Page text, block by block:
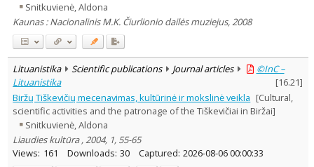
Snitkuvienė, Aldona
Kaunas : Nacionalinis M.K. Čiurlionio dailės muziejus, 2008
Lituanistika Scientific publications Journal articles
©InC –
Lituanistika
[16.21]
Biržų Tiškevičių mecenavimas, kultūrinė ir mokslinė veikla [Cultural,
scientific activities and the patronage of the Tiškevičiai in Biržai]
Snitkuvienė, Aldona
Liaudies kultūra , 2004, 1, 55-65
Views: 161 Downloads: 30 Captured: 2026-08-06 00:00:33